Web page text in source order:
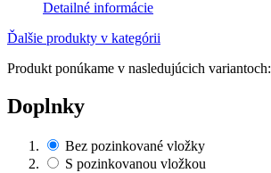
Detailné informácie
Ďalšie produkty v kategórii
Produkt ponúkame v nasledujúcich variantoch:
Doplnky
Bez pozinkované vložky
S pozinkovanou vložkou